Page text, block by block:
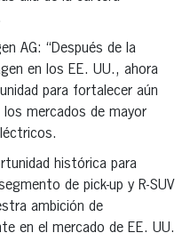
AG: “Después de la
en los EE. UU., ahora
para fortalecer aún
mercados de mayor
histórica para
de pick-up y R-SUV
ambición de
en el mercado de EE. UU.